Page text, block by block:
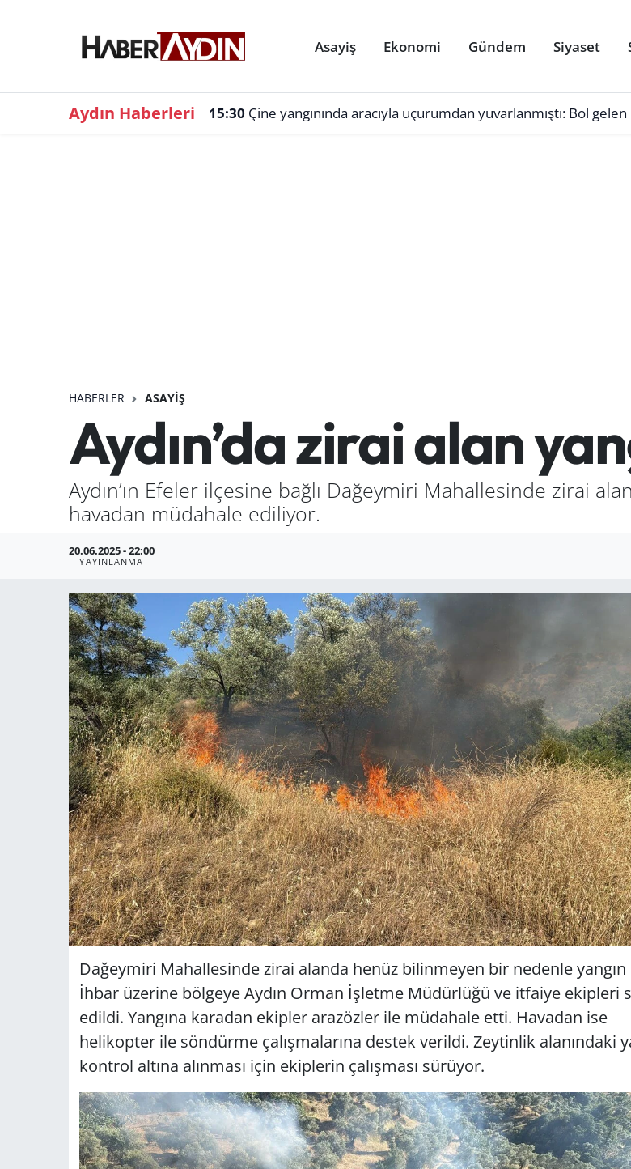
Asayiş Ekonomi Gündem Siyaset
Aydın Haberleri 15:30 Çine yangınında aracıyla uçurumdan yuvarlanmıştı: Bol
HABERLER ASAYIŞ
Aydın’da zirai alan
Aydın’ın Efeler ilçesine bağlı Dağeymiri Mahallesinde zirai
havadan müdahale ediliyor.
20.06.2025 - 22:00
YAYINLANMA
Dağeymiri Mahallesinde zirai alanda henüz bilinmeyen bir nedenle yangın
İhbar üzerine bölgeye Aydın Orman İşletme Müdürlüğü ve itfaiye ekipleri
edildi. Yangına karadan ekipler arazözler ile müdahale etti. Havadan ise
helikopter ile söndürme çalışmalarına destek verildi. Zeytinlik alanındaki
kontrol altına alınması için ekiplerin çalışması sürüyor.